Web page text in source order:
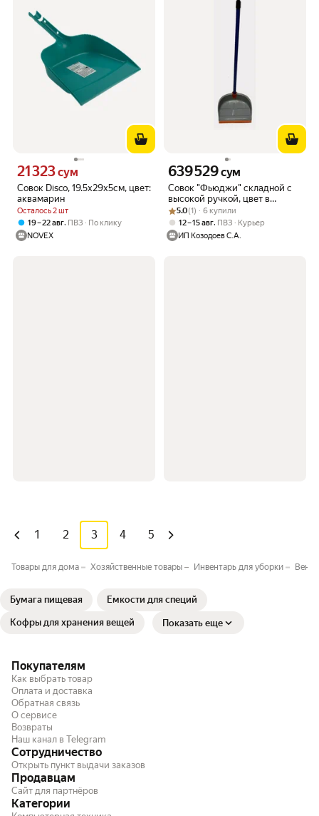
Совок Disco, 19.5х29х5см, цвет:
аквамарин
Осталось 2 шт
Цена 21323 сум вместо
21 323сум
19 – 22 авг, ПВЗ
По клику
NOVEX
Совок "Фьюджи" складной с
высокой ручкой, цвет в
ассортименте, цена за 1 шт.
Цена 639529 сум вместо
639 529сум
Рейтинг товара: 5.0 из 5
Оценок: (1) · 6 купили
5.0(1) · 6 купили
12 – 15 авг, ПВЗ
Курьер
ИП Козодоев С.А.
1 2 3 4 5
Товары для дома Хозяйственные товары Инвентарь для уборки
Бумага пищевая Ёмкости для специй
Кофры для хранения вещей Показать еще
Покупателям
Как выбрать товар
Оплата и доставка
Обратная связь
О сервисе
Возвраты
Наш канал в Telegram
Сотрудничество
Открыть пункт выдачи заказов
Продавцам
Сайт для партнёров
Категории